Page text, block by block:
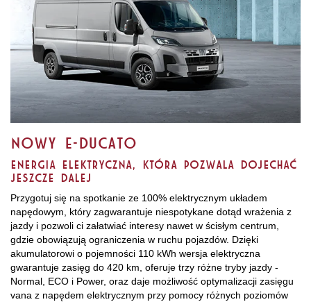
Nowy E-Ducato​
Energia elektryczna, która pozwala dojechać
jeszcze dalej
Przygotuj się na spotkanie ze 100% elektrycznym układem
napędowym, który zagwarantuje niespotykane dotąd wrażenia z
jazdy i pozwoli ci załatwiać interesy nawet w ścisłym centrum,
gdzie obowiązują ograniczenia w ruchu pojazdów. Dzięki
akumulatorowi o pojemności 110 kWh wersja elektryczna
gwarantuje zasięg do 420 km, oferuje trzy różne tryby jazdy -
Normal, ECO i Power, oraz daje możliwość optymalizacji zasięgu
vana z napędem elektrycznym przy pomocy różnych poziomów